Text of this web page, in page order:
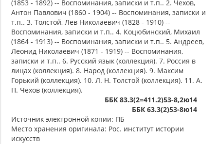
(1853 - 1892) -- Воспоминания, записки и т.п.. 2. Чехов,
Антон Павлович (1860 - 1904) -- Воспоминания, записки и
т.п.. 3. Толстой, Лев Николаевич (1828 - 1910) --
Воспоминания, записки и т.п.. 4. Коцюбинский, Михаил
(1864 - 1913) -- Воспоминания, записки и т.п.. 5. Андреев,
Леонид Николаевич (1871 - 1919) -- Воспоминания,
записки и т.п.. 6. Русский язык (коллекция). 7. Россия в
лицах (коллекция). 8. Народ (коллекция). 9. Максим
Горький (коллекция). 10. Л. Н. Толстой (коллекция). 11. А.
П. Чехов (коллекция).
ББК 83.3(2=411.2)53-8,2ю14
ББК 63.3(2)53-8ю14
Источник электронной копии: ПБ
Место хранения оригинала: Рос. институт истории
искусств